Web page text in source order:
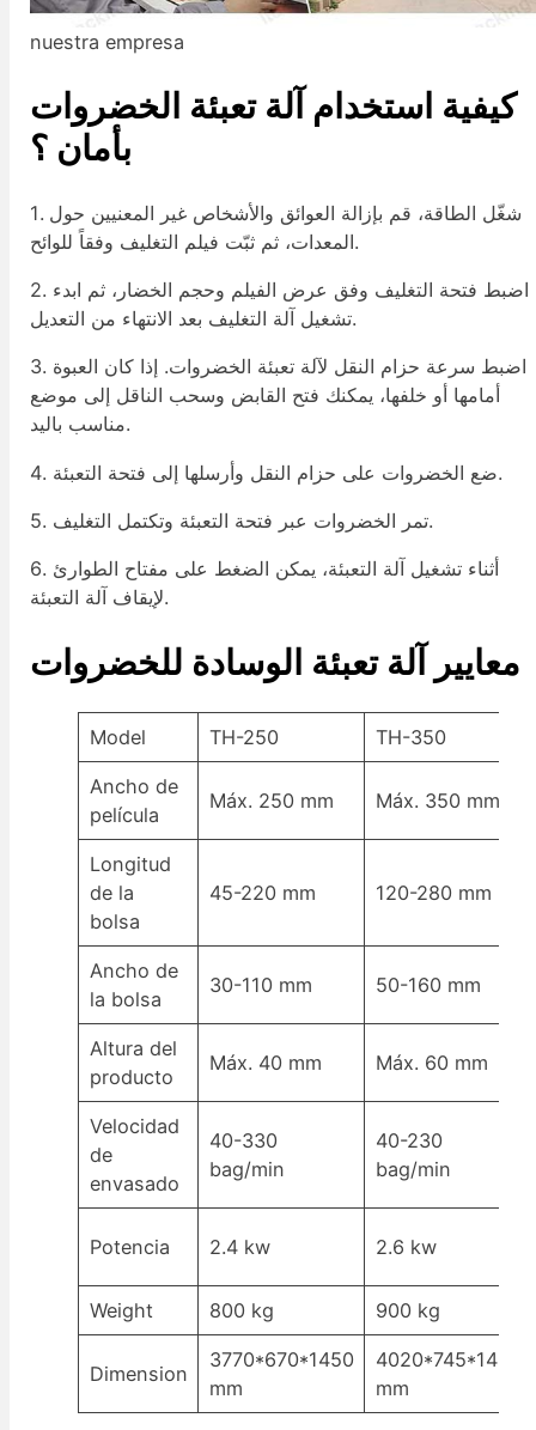
nuestra empresa
كيفية استخدام آلة تعبئة الخضروات
بأمان ؟
1. شغّل الطاقة، قم بإزالة العوائق والأشخاص غير المعنيين حول
المعدات، ثم ثبّت فيلم التغليف وفقاً للوائح.
2. اضبط فتحة التغليف وفق عرض الفيلم وحجم الخضار، ثم ابدء
تشغيل آلة التغليف بعد الانتهاء من التعديل.
3. اضبط سرعة حزام النقل لآلة تعبئة الخضروات. إذا كان العبوة
أمامها أو خلفها، يمكنك فتح القابض وسحب الناقل إلى موضع
مناسب باليد.
4. ضع الخضروات على حزام النقل وأرسلها إلى فتحة التعبئة.
5. تمر الخضروات عبر فتحة التعبئة وتكتمل التغليف.
6. أثناء تشغيل آلة التعبئة، يمكن الضغط على مفتاح الطوارئ
لإيقاف آلة التعبئة.
معايير آلة تعبئة الوسادة للخضروات
Model TH-250 TH-350
Ancho de
película
Máx. 250 mm Máx. 350 mm
Longitud
de la
bolsa
45-220 mm 120-280 mm
Ancho de
la bolsa
30-110 mm 50-160 mm
Altura del
producto
Máx. 40 mm Máx. 60 mm
Velocidad
de
envasado
40-330
bag/min
40-230
bag/min
Potencia 2.4 kw 2.6 kw
Weight 800 kg 900 kg
Dimension
3770*670*1450
mm
4020*745*1450
mm